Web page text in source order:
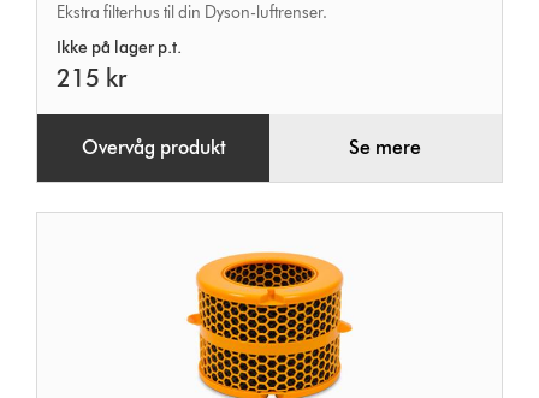
Ekstra filterhus til din Dyson-luftrenser.
Ikke på lager p.t.
215 kr
Overvåg produkt Se mere